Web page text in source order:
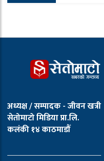
अध्यक्ष / सम्पादक - जीवन खत्री
सेतोमाटो मिडिया प्रा.लि.
कलंकी १४ काठमाडौँ